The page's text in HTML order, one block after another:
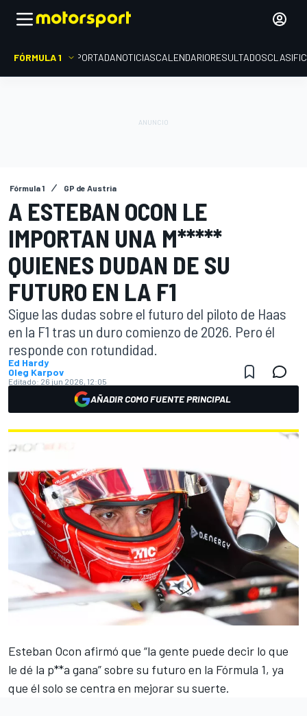
FÓRMULA 1 PORTADANOTICIASCALENDARIORESULTADOS
Fórmula 1 GP de Austria
A ESTEBAN OCON LE
IMPORTAN UNA M*****
QUIENES DUDAN DE SU
FUTURO EN LA F1
Sigue las dudas sobre el futuro del piloto de Haas
en la F1 tras un duro comienzo de 2026. Pero él
responde con rotundidad.
Ed Hardy
Oleg Karpov
Editado: 26 jun 2026, 12:05
AÑADIR COMO FUENTE PRINCIPAL
Esteban Ocon afirmó que “la gente puede decir lo que
le dé la p**a gana” sobre su futuro en la Fórmula 1, ya
que él solo se centra en mejorar su suerte.